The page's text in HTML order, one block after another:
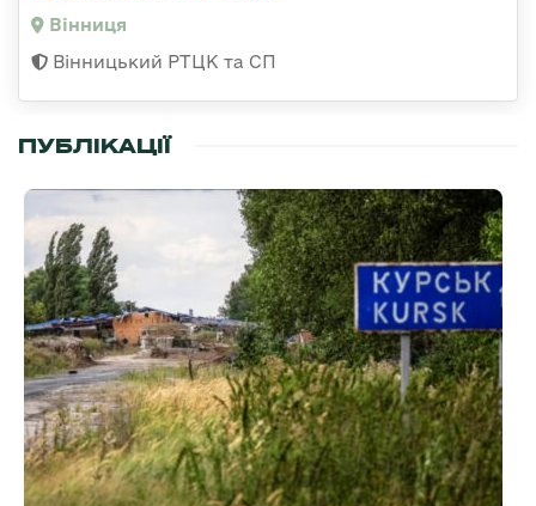
Вінниця
Вінницький РТЦК та СП
ПУБЛІКАЦІЇ